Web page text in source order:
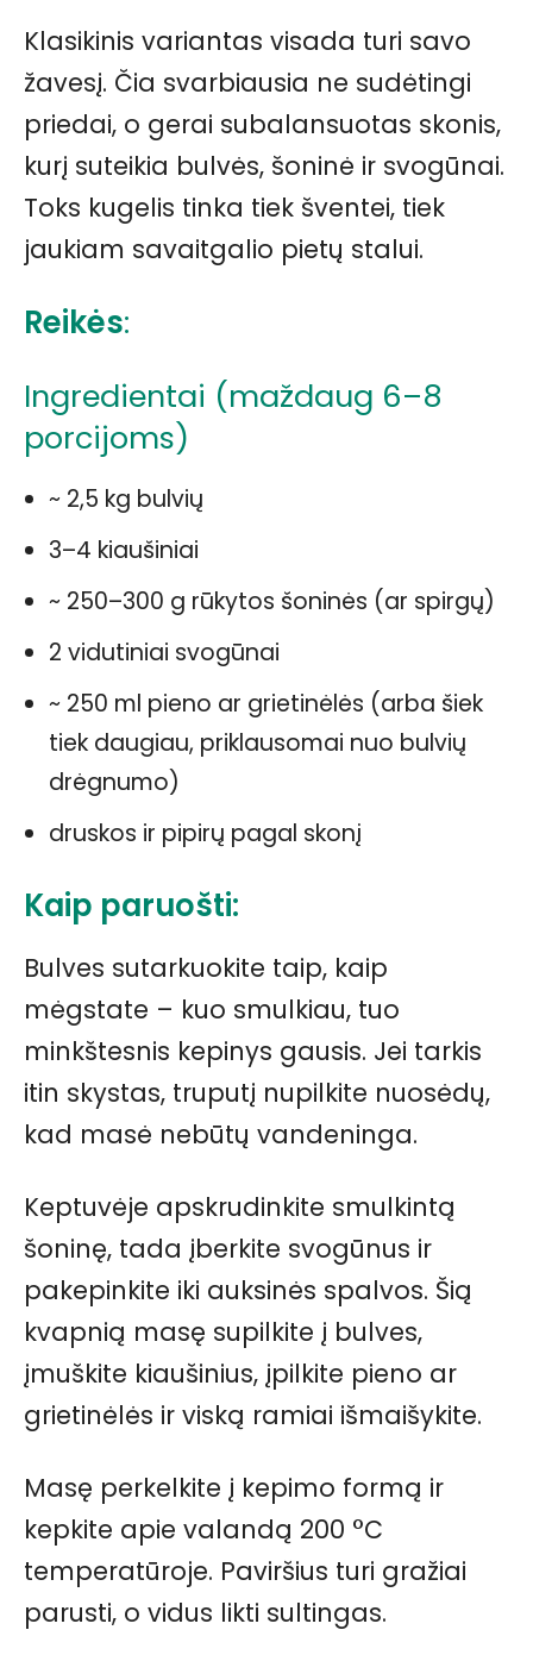
Klasikinis variantas visada turi savo
žavesį. Čia svarbiausia ne sudėtingi
priedai, o gerai subalansuotas skonis,
kurį suteikia bulvės, šoninė ir svogūnai.
Toks kugelis tinka tiek šventei, tiek
jaukiam savaitgalio pietų stalui.
Reikės:
Ingredientai (maždaug 6–8
porcijoms)
~ 2,5 kg bulvių
3–4 kiaušiniai
~ 250–300 g rūkytos šoninės (ar spirgų)
2 vidutiniai svogūnai
~ 250 ml pieno ar grietinėlės (arba šiek
tiek daugiau, priklausomai nuo bulvių
drėgnumo)
druskos ir pipirų pagal skonį
Kaip paruošti:
Bulves sutarkuokite taip, kaip
mėgstate – kuo smulkiau, tuo
minkštesnis kepinys gausis. Jei tarkis
itin skystas, truputį nupilkite nuosėdų,
kad masė nebūtų vandeninga.
Keptuvėje apskrudinkite smulkintą
šoninę, tada įberkite svogūnus ir
pakepinkite iki auksinės spalvos. Šią
kvapnią masę supilkite į bulves,
įmuškite kiaušinius, įpilkite pieno ar
grietinėlės ir viską ramiai išmaišykite.
Masę perkelkite į kepimo formą ir
kepkite apie valandą 200 °C
temperatūroje. Paviršius turi gražiai
parusti, o vidus likti sultingas.